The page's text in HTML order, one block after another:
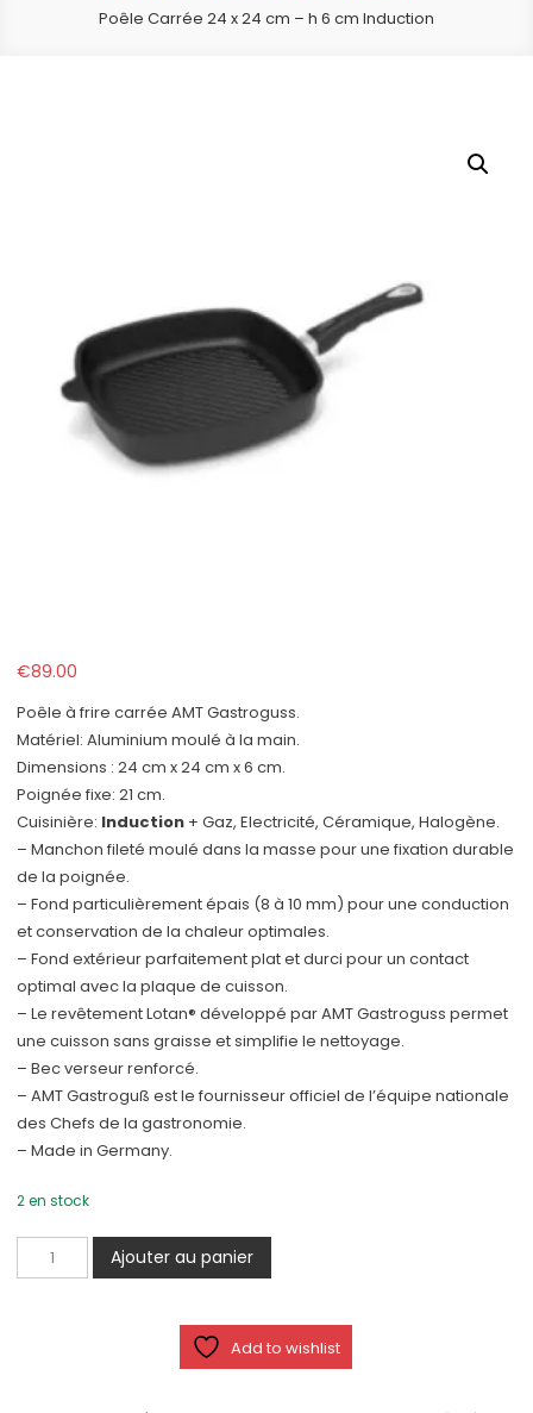
Poêle Carrée 24 x 24 cm – h 6 cm Induction
€89.00
Poêle à frire carrée AMT Gastroguss.
Matériel: Aluminium moulé à la main.
Dimensions : 24 cm x 24 cm x 6 cm.
Poignée fixe: 21 cm.
Cuisinière: Induction + Gaz, Electricité, Céramique, Halogène.
– Manchon fileté moulé dans la masse pour une fixation durable
de la poignée.
– Fond particulièrement épais (8 à 10 mm) pour une conduction
et conservation de la chaleur optimales.
– Fond extérieur parfaitement plat et durci pour un contact
optimal avec la plaque de cuisson.
– Le revêtement Lotan® développé par AMT Gastroguss permet
une cuisson sans graisse et simplifie le nettoyage.
– Bec verseur renforcé.
– AMT Gastroguß est le fournisseur officiel de l’équipe nationale
des Chefs de la gastronomie.
– Made in Germany.
2 en stock
quantité
de
Ajouter au panier
Add to wishlist